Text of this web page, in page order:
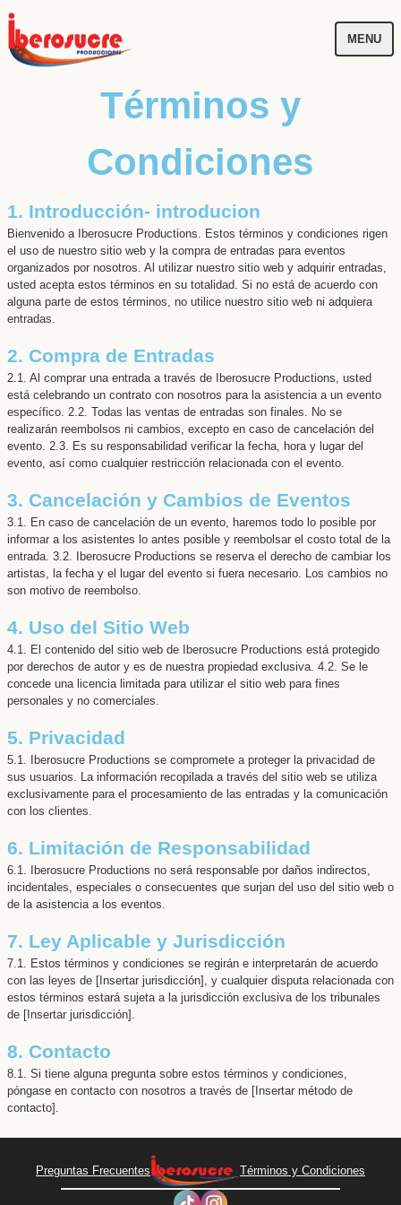
MENU
Términos y
Condiciones
1. Introducción- introducion
Bienvenido a Iberosucre Productions. Estos términos y condiciones rigen
el uso de nuestro sitio web y la compra de entradas para eventos
organizados por nosotros. Al utilizar nuestro sitio web y adquirir entradas,
usted acepta estos términos en su totalidad. Si no está de acuerdo con
alguna parte de estos términos, no utilice nuestro sitio web ni adquiera
entradas.
2. Compra de Entradas
2.1. Al comprar una entrada a través de Iberosucre Productions, usted
está celebrando un contrato con nosotros para la asistencia a un evento
específico. 2.2. Todas las ventas de entradas son finales. No se
realizarán reembolsos ni cambios, excepto en caso de cancelación del
evento. 2.3. Es su responsabilidad verificar la fecha, hora y lugar del
evento, así como cualquier restricción relacionada con el evento.
3. Cancelación y Cambios de Eventos
3.1. En caso de cancelación de un evento, haremos todo lo posible por
informar a los asistentes lo antes posible y reembolsar el costo total de la
entrada. 3.2. Iberosucre Productions se reserva el derecho de cambiar los
artistas, la fecha y el lugar del evento si fuera necesario. Los cambios no
son motivo de reembolso.
4. Uso del Sitio Web
4.1. El contenido del sitio web de Iberosucre Productions está protegido
por derechos de autor y es de nuestra propiedad exclusiva. 4.2. Se le
concede una licencia limitada para utilizar el sitio web para fines
personales y no comerciales.
5. Privacidad
5.1. Iberosucre Productions se compromete a proteger la privacidad de
sus usuarios. La información recopilada a través del sitio web se utiliza
exclusivamente para el procesamiento de las entradas y la comunicación
con los clientes.
6. Limitación de Responsabilidad
6.1. Iberosucre Productions no será responsable por daños indirectos,
incidentales, especiales o consecuentes que surjan del uso del sitio web o
de la asistencia a los eventos.
7. Ley Aplicable y Jurisdicción
7.1. Estos términos y condiciones se regirán e interpretarán de acuerdo
con las leyes de [Insertar jurisdicción], y cualquier disputa relacionada con
estos términos estará sujeta a la jurisdicción exclusiva de los tribunales
de [Insertar jurisdicción].
8. Contacto
8.1. Si tiene alguna pregunta sobre estos términos y condiciones,
póngase en contacto con nosotros a través de [Insertar método de
contacto].
Preguntas Frecuentes Términos y Condiciones